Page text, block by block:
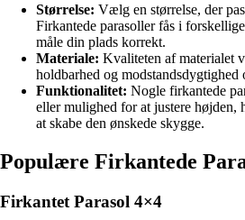
Størrelse: Vælg en størrelse, der
Firkantede parasoller fås i
måle din plads korrekt.
Materiale: Kvaliteten af materialet
holdbarhed og
Funktionalitet: Nogle firkantede
eller mulighed for at justere
at skabe den ønskede skygge.
Populære Firkantede
Firkantet Parasol 4×4